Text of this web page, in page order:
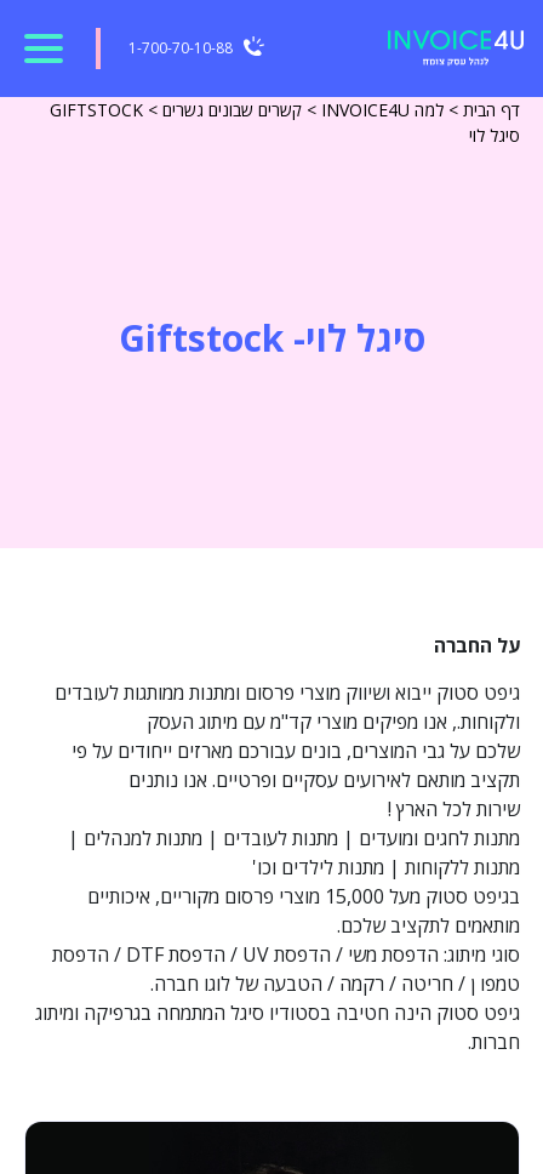
1-700-70-10-88
דף הבית > למה INVOICE4U > קשרים שבונים גשרים >
GIFTSTOCK
סיגל לוי
סיגל לוי- Giftstock
על החברה
גיפט סטוק ייבוא ושיווק מוצרי פרסום ומתנות ממותגות לעובדים
ולקוחות., אנו מפיקים מוצרי קד"מ עם מיתוג העסק
שלכם על גבי המוצרים, בונים עבורכם מארזים ייחודים על פי
תקציב מותאם לאירועים עסקיים ופרטיים. אנו נותנים
שירות לכל הארץ !
מתנות לחגים ומועדים | מתנות לעובדים | מתנות למנהלים |
מתנות ללקוחות | מתנות לילדים וכו'
בגיפט סטוק מעל 15,000 מוצרי פרסום מקוריים, איכותיים
מותאמים לתקציב שלכם.
סוגי מיתוג: הדפסת משי / הדפסת UV / הדפסת DTF / הדפסת
טמפו ן / חריטה / רקמה / הטבעה של לוגו חברה.
גיפט סטוק הינה חטיבה בסטודיו סיגל המתמחה בגרפיקה ומיתוג
חברות.